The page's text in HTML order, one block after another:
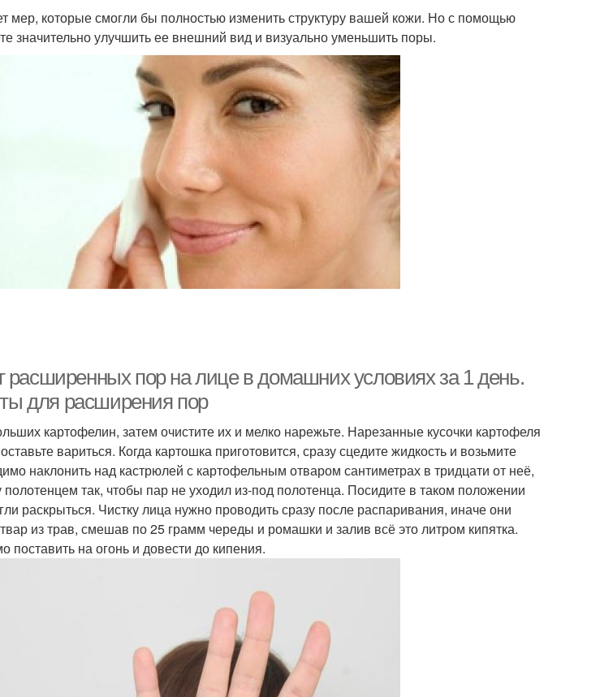
мер, которые смогли бы полностью изменить структуру вашей кожи. Но с помощью
значительно улучшить ее внешний вид и визуально уменьшить поры.
расширенных пор на лице в домашних условиях за 1 день.
для расширения пор
картофелин, затем очистите их и мелко нарежьте. Нарезанные кусочки картофеля
вариться. Когда картошка приготовится, сразу сцедите жидкость и возьмите
наклонить над кастрюлей с картофельным отваром сантиметрах в тридцати от неё,
полотенцем так, чтобы пар не уходил из-под полотенца. Посидите в таком положении
раскрыться. Чистку лица нужно проводить сразу после распаривания, иначе они
из трав, смешав по 25 грамм череды и ромашки и залив всё это литром кипятка.
поставить на огонь и довести до кипения.